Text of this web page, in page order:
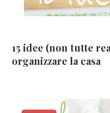
15 idee (non tutte
organizzare la casa